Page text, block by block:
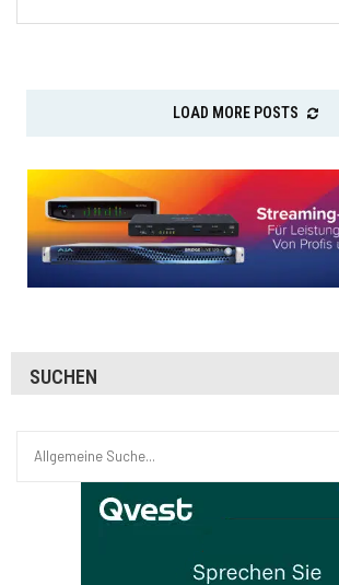
LOAD MORE POSTS
SUCHEN